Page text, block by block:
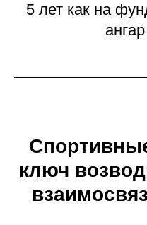
5 лет как на
ключ